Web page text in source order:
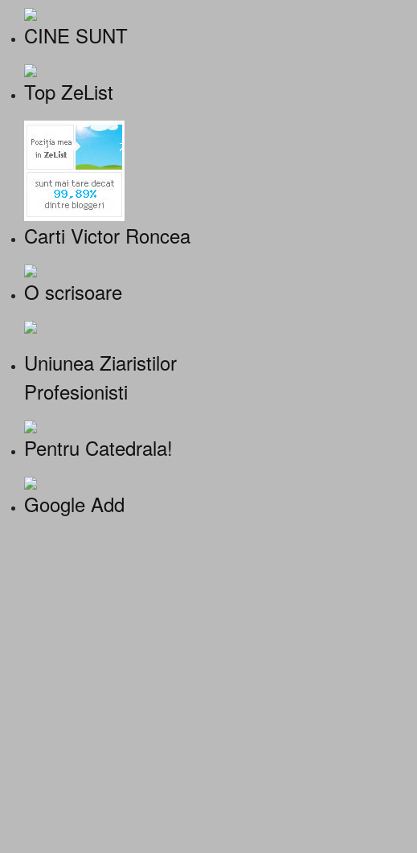
CINE SUNT
Top ZeList
Carti Victor Roncea
O scrisoare
Uniunea Ziaristilor
Profesionisti
Pentru Catedrala!
Google Add